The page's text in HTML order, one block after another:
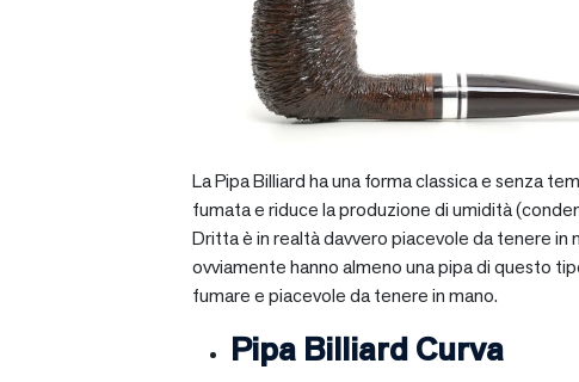
La Pipa Billiard ha una forma classica e senza
fumata e riduce la produzione di umidità
Dritta è in realtà davvero piacevole da tenere in
ovviamente hanno almeno una pipa di questo
fumare e piacevole da tenere in mano.
Pipa Billiard Curva